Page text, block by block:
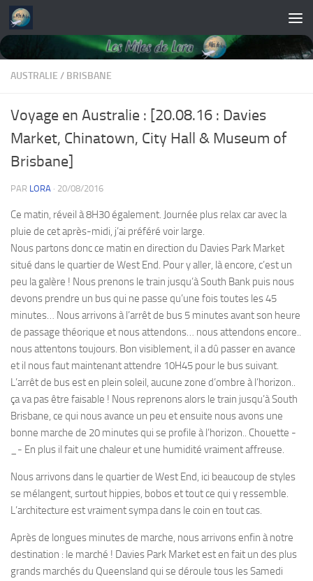
Skip to content
AUSTRALIE / BRISBANE
Voyage en Australie : [20.08.16 : Davies
Market, Chinatown, City Hall & Museum of
Brisbane]
PAR LORA · 20/08/2016
Ce matin, réveil à 8H30 également. Journée plus relax car avec la
pluie de cet après-midi, j’ai préféré voir large.
Nous partons donc ce matin en direction du Davies Park Market
situé dans le quartier de West End. Pour y aller, là encore, c’est un
peu la galère ! Nous prenons le train jusqu’à South Bank puis nous
devons prendre un bus qui ne passe qu’une fois toutes les 45
minutes… Nous arrivons à l’arrêt de bus 5 minutes avant son heure
de passage théorique et nous attendons… nous attendons encore..
nous attentons toujours. Bon visiblement, il a dû passer en avance
et il nous faut maintenant attendre 10H45 pour le bus suivant.
L’arrêt de bus est en plein soleil, aucune zone d’ombre à l’horizon..
ça va pas être faisable ! Nous reprenons alors le train jusqu’à South
Brisbane, ce qui nous avance un peu et ensuite nous avons une
bonne marche de 20 minutes qui se profile à l’horizon.. Chouette -
_- En plus il fait une chaleur et une humidité vraiment affreuse.
Nous arrivons dans le quartier de West End, ici beaucoup de styles
se mélangent, surtout hippies, bobos et tout ce qui y ressemble.
L’architecture est vraiment sympa dans le coin en tout cas.
Après de longues minutes de marche, nous arrivons enfin à notre
destination : le marché ! Davies Park Market est en fait un des plus
grands marchés du Queensland qui se déroule tous les Samedi